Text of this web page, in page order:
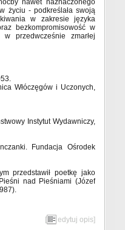
nawet naznaczonego
życiu - podkreślała swoją
w zakresie języka
bezkompromisowość w
przedwcześnie zmarłej
Włóczęgów i Uczonych,
Instytut Wydawniczy,
Fundacja Ośrodek
przedstawił poetkę jako
nad Pieśniami (Józef
[
edytuj opis]